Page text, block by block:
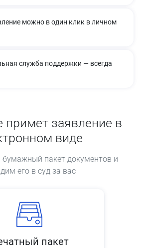
можно в один клик в личном
служба поддержки — всегда
примет заявление в
виде
пакет документов и
его в суд за вас
пакет